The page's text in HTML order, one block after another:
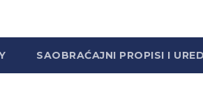
SAOBRAĆAJNI PROPISI I